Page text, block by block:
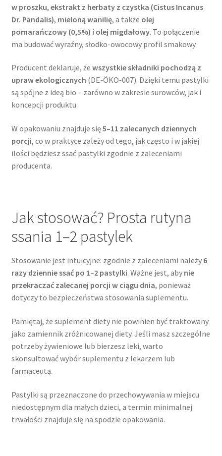
w proszku, ekstrakt z herbaty z czystka (Cistus Incanus
Dr. Pandalis), mieloną wanilię, a także olej
pomarańczowy (0,5%) i olej migdałowy. To połączenie
ma budować wyraźny, słodko-owocowy profil smakowy.
Producent deklaruje, że wszystkie składniki pochodzą z
upraw ekologicznych (DE-ÖKO-007). Dzięki temu pastylki
są spójne z ideą bio – zarówno w zakresie surowców, jak i
koncepcji produktu.
W opakowaniu znajduje się5–11 zalecanych dziennych
porcji, co w praktyce zależy od tego, jak często i w jakiej
ilości będziesz ssać pastylki zgodnie z zaleceniami
producenta.
Jak stosować? Prosta rutyna
ssania 1–2 pastylek
Stosowanie jest intuicyjne: zgodnie z zaleceniami należy 6
razy dziennie ssać po 1–2 pastylki. Ważne jest, aby nie
przekraczać zalecanej porcji w ciągu dnia, ponieważ
dotyczy to bezpieczeństwa stosowania suplementu.
Pamiętaj, że suplement diety nie powinien być traktowany
jako zamiennik zróżnicowanej diety. Jeśli masz szczególne
potrzeby żywieniowe lub bierzesz leki, warto
skonsultować wybór suplementu z lekarzem lub
farmaceutą.
Pastylki są przeznaczone do przechowywania w miejscu
niedostępnym dla małych dzieci, a termin minimalnej
trwałości znajduje się na spodzie opakowania.